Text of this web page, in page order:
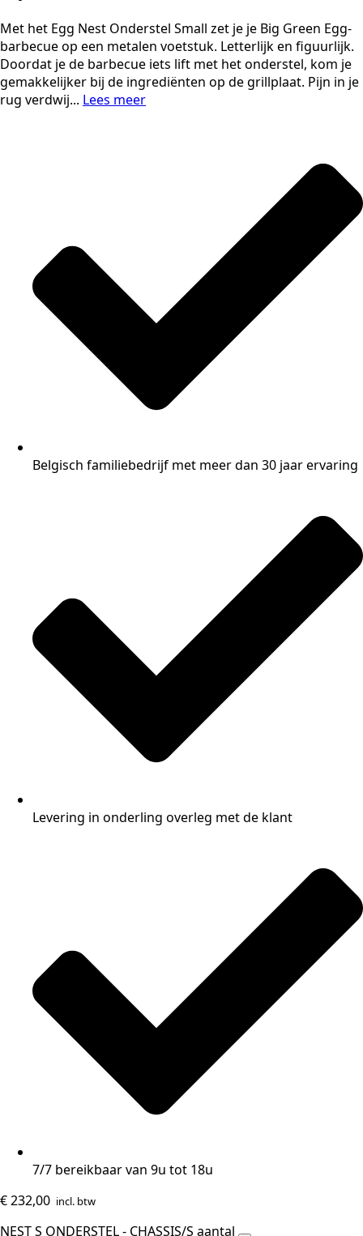
Met het Egg Nest Onderstel Small zet je je Big Green Egg-
barbecue op een metalen voetstuk. Letterlijk en figuurlijk.
Doordat je de barbecue iets lift met het onderstel, kom je
gemakkelijker bij de ingrediënten op de grillplaat. Pijn in je
rug verdwij... Lees meer
Belgisch familiebedrijf met meer dan 30 jaar ervaring
Levering in onderling overleg met de klant
7/7 bereikbaar van 9u tot 18u
€232,00 incl. btw
NEST S ONDERSTEL - CHASSIS/S aantal